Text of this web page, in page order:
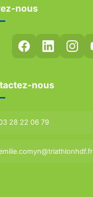
nous
nous
28 22 06 79